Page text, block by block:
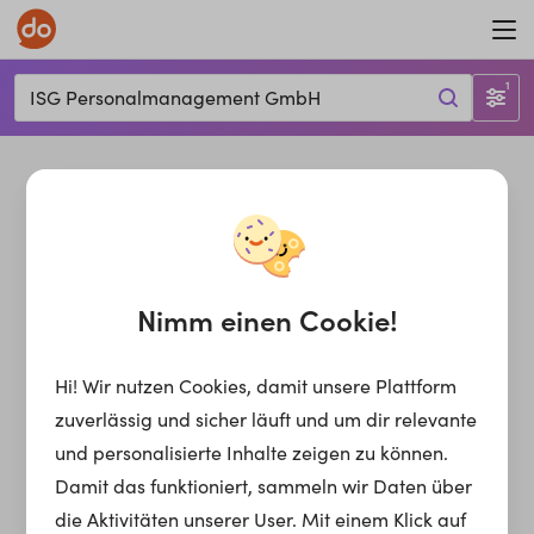
ISG Personalmanagement GmbH 1
Nimm einen Cookie!
Hi! Wir nutzen Cookies, damit unsere Plattform
zuverlässig und sicher läuft und um dir relevante
und personalisierte Inhalte zeigen zu können.
Damit das funktioniert, sammeln wir Daten über
die Aktivitäten unserer User. Mit einem Klick auf